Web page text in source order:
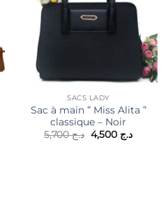
SACS LADY
Sac à main ” Miss Alita ”
classique – Noir
د.ج5,700
Le
prix
د.ج 4,500
Le